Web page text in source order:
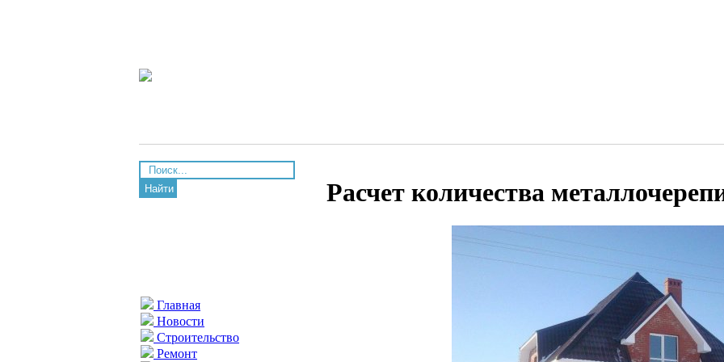
Найти
Главная
Новости
Строительство
Ремонт
Расчет количества